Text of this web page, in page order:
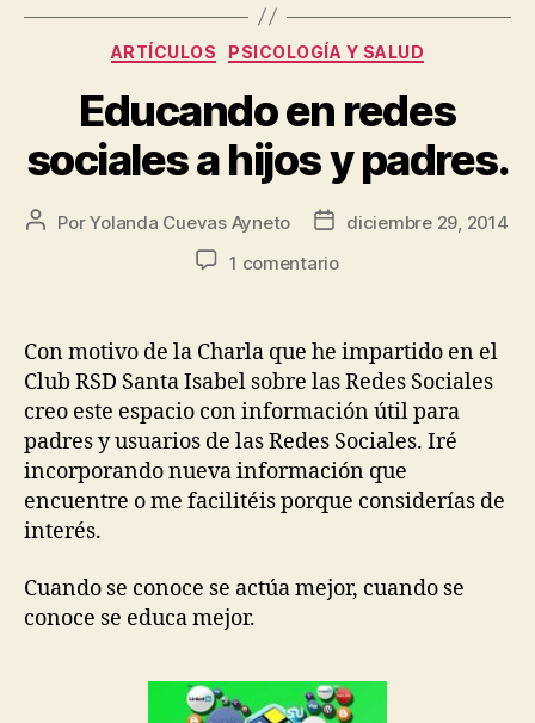
ARTÍCULOS PSICOLOGÍA Y SALUD
Educando en redes
sociales a hijos y padres.
PorYolanda Cuevas Ayneto
diciembre 29, 2014
1 comentario
Con motivo de la Charla que he impartido en el
Club RSD Santa Isabel sobre las Redes Sociales
creo este espacio con información útil para
padres y usuarios de las Redes Sociales. Iré
incorporando nueva información que
encuentre o me facilitéis porque considerías de
interés.
Cuando se conoce se actúa mejor, cuando se
conoce se educa mejor.